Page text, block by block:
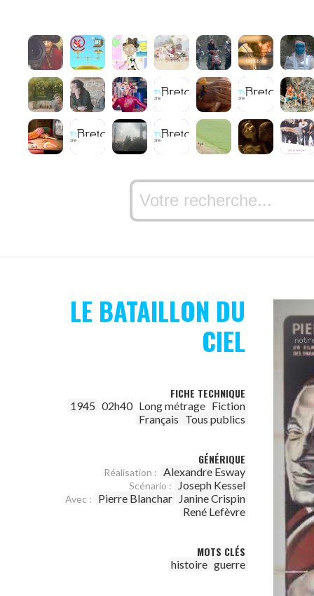
LE BATAILLON DU
CIEL
FICHE TECHNIQUE
1945 02h40 Long métrage Fiction
Français Tous publics
GÉNÉRIQUE
Réalisation : Alexandre Esway
Scénario : Joseph Kessel
Avec : Pierre Blanchar Janine Crispin
René Lefèvre
MOTS CLÉS
histoire guerre